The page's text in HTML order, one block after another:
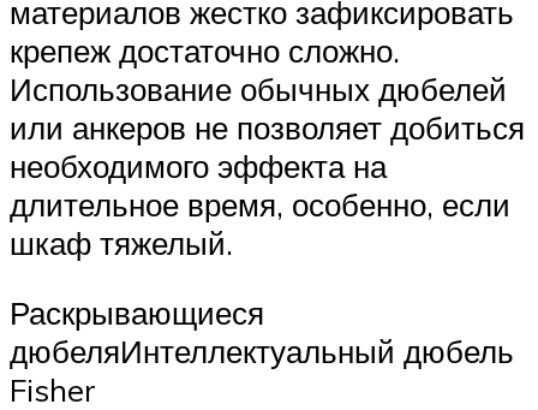
материалов жестко зафиксировать
крепеж достаточно сложно.
Использование обычных дюбелей
или анкеров не позволяет добиться
необходимого эффекта на
длительное время, особенно, если
шкаф тяжелый.
Раскрывающиеся
дюбеляИнтеллектуальный дюбель
Fisher